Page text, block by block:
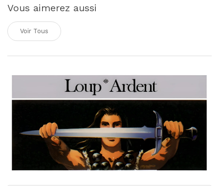
Vous aimerez aussi
Voir Tous